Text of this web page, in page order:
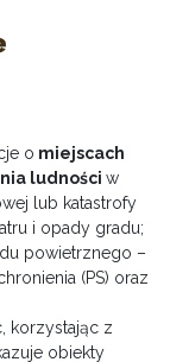
o miejscach
ludności w
lub katastrofy
i opady gradu;
powietrznego –
(PS) oraz
korzystając z
obiekty